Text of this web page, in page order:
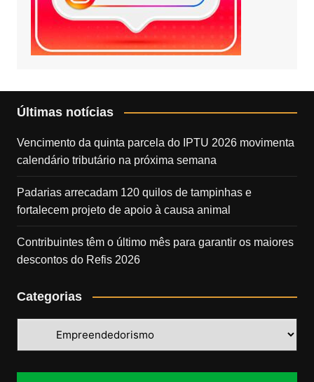
Últimas notícias
Vencimento da quinta parcela do IPTU 2026 movimenta
calendário tributário na próxima semana
Padarias arrecadam 120 quilos de tampinhas e
fortalecem projeto de apoio à causa animal
Contribuintes têm o último mês para garantir os maiores
descontos do Refis 2026
Categorias